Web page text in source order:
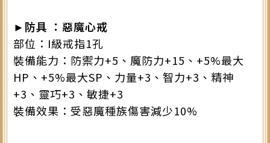
► 防具 ：惡魔心戒
部位：I級戒指1孔
裝備能力：防禦力+5、魔防力+15、+5%最大
HP、+5%最大SP、力量+3、智力+3、精神
+3、靈巧+3、敏捷+3
裝備效果：受惡魔種族傷害減少10%